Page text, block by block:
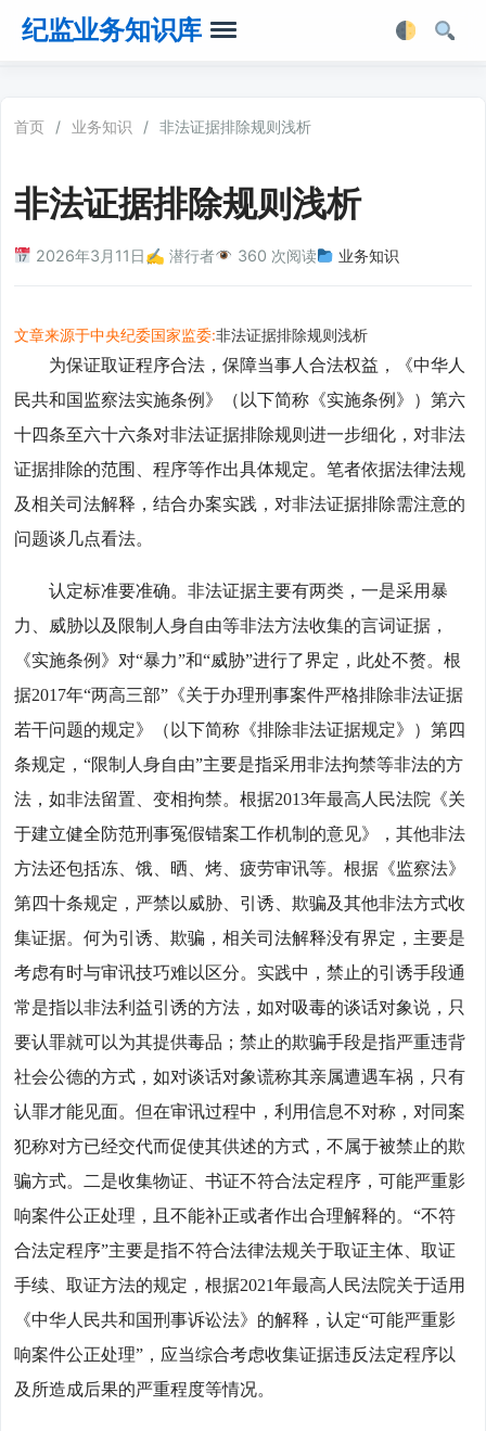
纪监业务知识库
法律法规
业务工具箱
首页 / 业务知识 / 非法证据排除规则浅析
非法证据排除规则浅析
2026年3月11日✍️ 潜行者 360 次阅读 业务知识
文章来源于中央纪委国家监委:非法证据排除规则浅析
为保证取证程序合法，保障当事人合法权益，《中华人
民共和国监察法实施条例》（以下简称《实施条例》）第六
十四条至六十六条对非法证据排除规则进一步细化，对非法
证据排除的范围、程序等作出具体规定。笔者依据法律法规
及相关司法解释，结合办案实践，对非法证据排除需注意的
问题谈几点看法。
认定标准要准确。非法证据主要有两类，一是采用暴
力、威胁以及限制人身自由等非法方法收集的言词证据，
《实施条例》对“暴力”和“威胁”进行了界定，此处不赘。根
据2017年“两高三部”《关于办理刑事案件严格排除非法证据
若干问题的规定》（以下简称《排除非法证据规定》）第四
条规定，“限制人身自由”主要是指采用非法拘禁等非法的方
法，如非法留置、变相拘禁。根据2013年最高人民法院《关
于建立健全防范刑事冤假错案工作机制的意见》，其他非法
方法还包括冻、饿、晒、烤、疲劳审讯等。根据《监察法》
第四十条规定，严禁以威胁、引诱、欺骗及其他非法方式收
集证据。何为引诱、欺骗，相关司法解释没有界定，主要是
考虑有时与审讯技巧难以区分。实践中，禁止的引诱手段通
常是指以非法利益引诱的方法，如对吸毒的谈话对象说，只
要认罪就可以为其提供毒品；禁止的欺骗手段是指严重违背
社会公德的方式，如对谈话对象谎称其亲属遭遇车祸，只有
认罪才能见面。但在审讯过程中，利用信息不对称，对同案
犯称对方已经交代而促使其供述的方式，不属于被禁止的欺
骗方式。二是收集物证、书证不符合法定程序，可能严重影
响案件公正处理，且不能补正或者作出合理解释的。“不符
合法定程序”主要是指不符合法律法规关于取证主体、取证
手续、取证方法的规定，根据2021年最高人民法院关于适用
《中华人民共和国刑事诉讼法》的解释，认定“可能严重影
响案件公正处理”，应当综合考虑收集证据违反法定程序以
及所造成后果的严重程度等情况。